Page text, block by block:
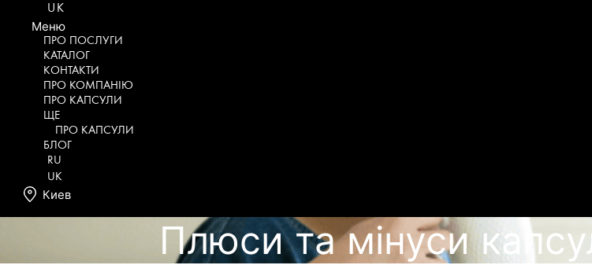
UK
Меню
ПРО ПОСЛУГИ
КАТАЛОГ
KОНТАКТИ
ПРО КОМПАНІЮ
ПРО КАПСУЛИ
ЩЕ
ПРО КАПСУЛИ
БЛОГ
RU
UK
Киев
Плюси та мінуси